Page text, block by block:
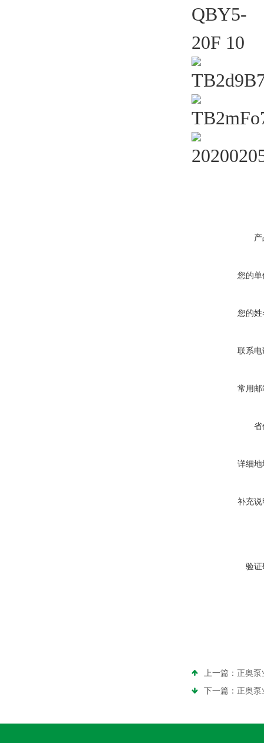
您的单
您的姓
联系电
常用邮
省
详细地
补充说
验证
上一篇： 正奥泵
下一篇： 正奥泵